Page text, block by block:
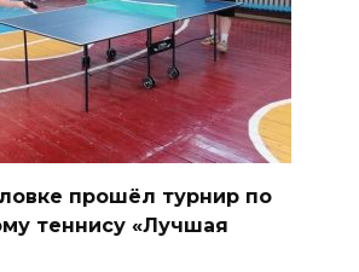
прошёл турнир по
теннису «Лучшая